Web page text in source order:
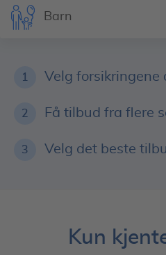
Barn
1 Velg forsikringene
2 Få tilbud fra flere
3 Velg det beste
Kun